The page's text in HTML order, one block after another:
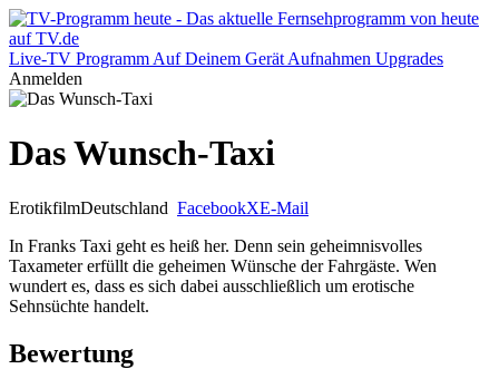
Live-TV Programm Auf Deinem Gerät Aufnahmen Upgrades
Anmelden
Das Wunsch-Taxi
ErotikfilmDeutschland FacebookXE-Mail
In Franks Taxi geht es heiß her. Denn sein geheimnisvolles
Taxameter erfüllt die geheimen Wünsche der Fahrgäste. Wen
wundert es, dass es sich dabei ausschließlich um erotische
Sehnsüchte handelt.
Bewertung